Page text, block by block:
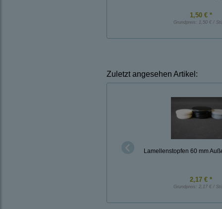
1,50 € *
Grundpreis: 1,50 € /
Zuletzt angesehen Artikel:
Lamellenstopfen 60 mm
2,17 € *
Grundpreis: 2,17 € /